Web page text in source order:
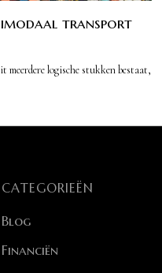
transport
meerdere logische stukken bestaat,
CATEGORIEËN
Blog
Financiën